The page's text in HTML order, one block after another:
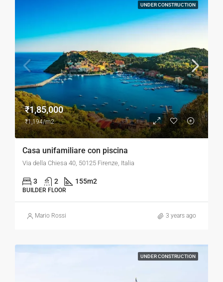
UNDER CONSTRUCTION
₹1,85,000
₹1,194/m2
Casa unifamiliare con piscina
Via della Chiesa 40, 50125 Firenze, Italia
3 2 155m2
BUILDER FLOOR
Mario Rossi 3 years ago
UNDER CONSTRUCTION